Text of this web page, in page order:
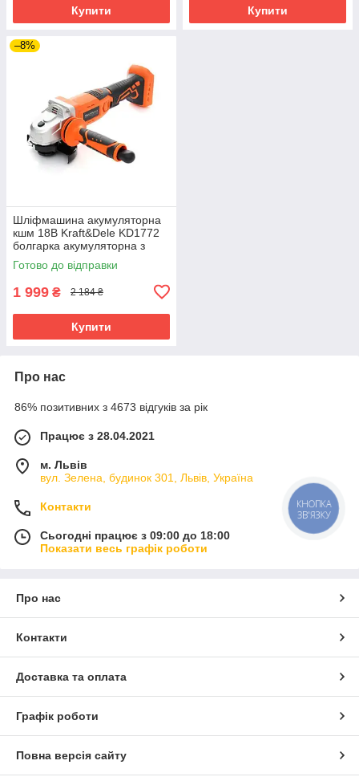
Купити Купити
–8%
Шліфмашина акумуляторна
кшм 18В Kraft&Dele KD1772
болгарка акумуляторна з
індикатором
Готово до відправки
1 999 ₴ 2 184 ₴
Купити
Про нас
86% позитивних з 4673 відгуків за рік
Працює з 28.04.2021
м. Львів
вул. Зелена, будинок 301, Львів, Україна
Контакти
Сьогодні працює з 09:00 до 18:00
Показати весь графік роботи
Про нас
Контакти
Доставка та оплата
Графік роботи
Повна версія сайту
КНОПКА
ЗВ'ЯЗКУ